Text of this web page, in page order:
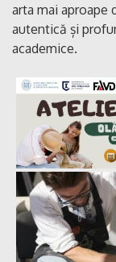
arta mai
autentică și
academice.